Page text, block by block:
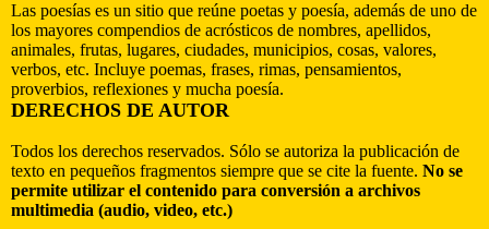
Las poesías es un sitio que reúne poetas y poesía, además de uno de
los mayores compendios de acrósticos de nombres, apellidos,
animales, frutas, lugares, ciudades, municipios, cosas, valores,
verbos, etc. Incluye poemas, frases, rimas, pensamientos,
proverbios, reflexiones y mucha poesía.
DERECHOS DE AUTOR
Todos los derechos reservados. Sólo se autoriza la publicación de
texto en pequeños fragmentos siempre que se cite la fuente. No se
permite utilizar el contenido para conversión a archivos
multimedia (audio, video, etc.)